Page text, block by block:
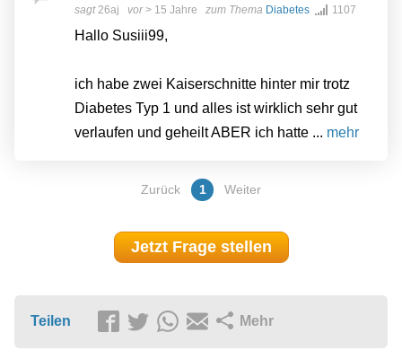
sagt26aj vor> 15 Jahre zum Thema Diabetes 1107
Hallo Susiii99,
ich habe zwei Kaiserschnitte hinter mir trotz
Diabetes Typ 1 und alles ist wirklich sehr gut
verlaufen und geheilt ABER ich hatte ... mehr
Zurück 1 Weiter
Jetzt Frage stellen
Teilen Mehr